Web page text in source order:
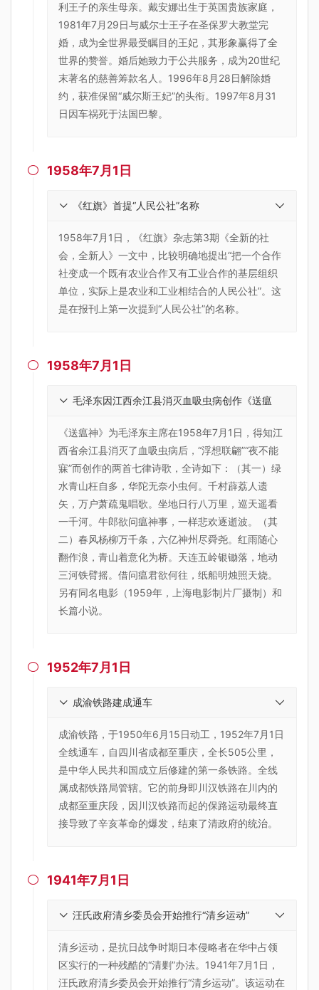
利王子的亲生母亲。戴安娜出生于英国贵族家庭，
1981年7月29日与威尔士王子在圣保罗大教堂完
婚，成为全世界最受瞩目的王妃，其形象赢得了全
世界的赞誉。婚后她致力于公共服务，成为20世纪
末著名的慈善筹款名人。1996年8月28日解除婚
约，获准保留“威尔斯王妃”的头衔。1997年8月31
日因车祸死于法国巴黎。
 1958年7月1日
《红旗》首提“人民公社”名称
1958年7月1日，《红旗》杂志第3期《全新的社
会，全新人》一文中，比较明确地提出“把一个合作
社变成一个既有农业合作又有工业合作的基层组织
单位，实际上是农业和工业相结合的人民公社”。这
是在报刊上第一次提到“人民公社”的名称。
 1958年7月1日
毛泽东因江西余江县消灭血吸虫病创作《送瘟
神》
《送瘟神》为毛泽东主席在1958年7月1日，得知江
西省余江县消灭了血吸虫病后，“浮想联翩”“夜不能
寐”而创作的两首七律诗歌，全诗如下：（其一）绿
水青山枉自多，华陀无奈小虫何。千村薜荔人遗
矢，万户萧疏鬼唱歌。坐地日行八万里，巡天遥看
一千河。牛郎欲问瘟神事，一样悲欢逐逝波。（其
二）春风杨柳万千条，六亿神州尽舜尧。红雨随心
翻作浪，青山着意化为桥。天连五岭银锄落，地动
三河铁臂摇。借问瘟君欲何往，纸船明烛照天烧。
另有同名电影（1959年，上海电影制片厂摄制）和
长篇小说。
 1952年7月1日
成渝铁路建成通车
成渝铁路，于1950年6月15日动工，1952年7月1日
全线通车，自四川省成都至重庆，全长505公里，
是中华人民共和国成立后修建的第一条铁路。全线
属成都铁路局管辖。它的前身即川汉铁路在川内的
成都至重庆段，因川汉铁路而起的保路运动最终直
接导致了辛亥革命的爆发，结束了清政府的统治。
 1941年7月1日
汪氏政府清乡委员会开始推行“清乡运动”
清乡运动，是抗日战争时期日本侵略者在华中占领
区实行的一种残酷的“清剿”办法。1941年7月1日，
汪氏政府清乡委员会开始推行“清乡运动”。该运动在